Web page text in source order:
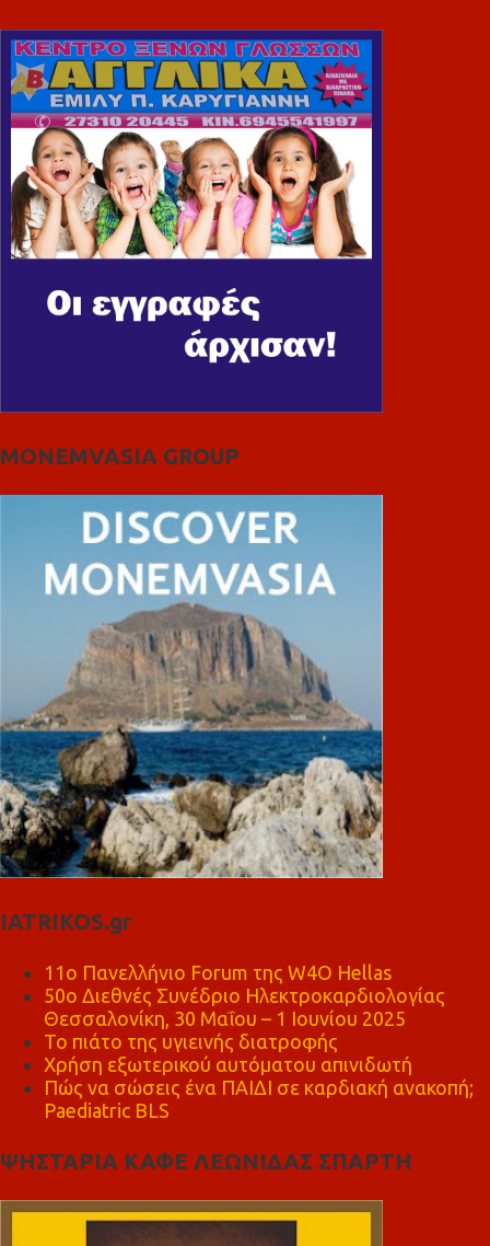
MONEMVASIA GROUP
IATRIKOS.gr
11ο Πανελλήνιο Forum της W4O Hellas
50ο Διεθνές Συνέδριο Ηλεκτροκαρδιολογίας
Θεσσαλονίκη, 30 Μαΐου – 1 Ιουνίου 2025
Το πιάτο της υγιεινής διατροφής
Χρήση εξωτερικού αυτόματου απινιδωτή
Πώς να σώσεις ένα ΠΑΙΔΙ σε καρδιακή ανακοπή;
Paediatric BLS
ΨΗΣΤΑΡΙΑ ΚΑΦΕ ΛΕΩΝΙΔΑΣ ΣΠΑΡΤΗ